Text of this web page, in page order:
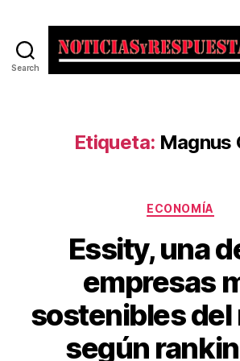
Search
Etiqueta: Magnus
ECONOMÍA
Essity, una
empresas
sostenibles del
según